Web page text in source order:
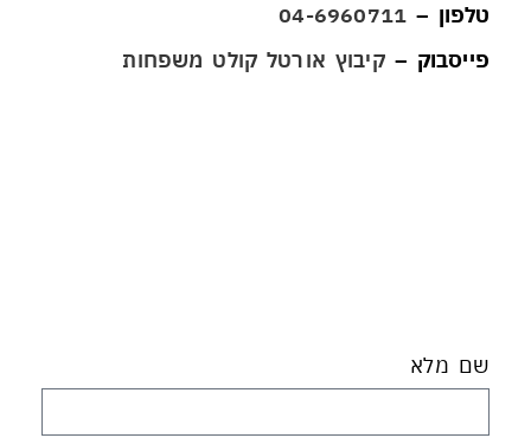
טלפון – 04-6960711
פייסבוק – קיבוץ אורטל קולט משפחות
שם מלא